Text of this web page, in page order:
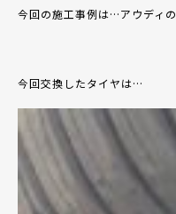
今回の施工事例は…アウディの
今回交換したタイヤは…